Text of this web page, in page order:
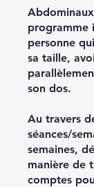
programme
personne
sa taille,
son dos.
Au travers
séances/
semaines,
manière de
comptes